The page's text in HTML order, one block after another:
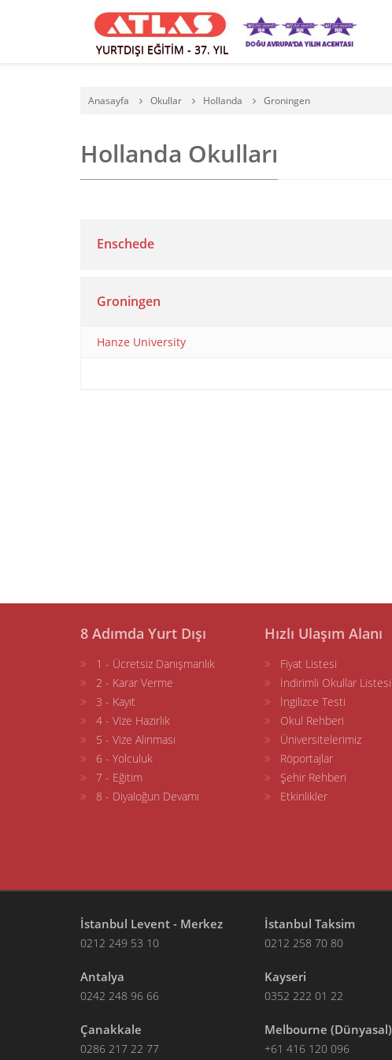
YURTDIŞI EĞİTİM - 37. YIL
Anasayfa Okullar Hollanda Groningen
Hollanda Okulları
Enschede
Groningen
Hanze University
8 Adımda Yurt Dışı
1 - Ücretsiz Danışmanlık
2 - Karar Verme
3 - Kayıt
4 - Vize Hazırlık
5 - Vize Alınması
6 - Yolculuk
7 - Eğitim
8 - Diyaloğun Devamı
Hızlı Ulaşım Alanı
Fiyat Listesi
İndirimli Okullar Listesi
İngilizce Testi
Okul Rehberi
Üniversitelerimiz
Röportajlar
Şehir Rehberi
Etkinlikler
İstanbul Levent - Merkez
0212 249 53 10
İstanbul Taksim
0212 258 70 80
Antalya
0242 248 96 66
Kayseri
0352 222 01 22
Çanakkale
0286 217 22 77
Melbourne (Dünyasal)
+61 416 120 096